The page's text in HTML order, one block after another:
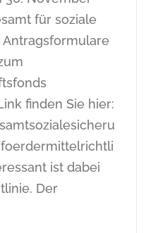
für soziale
Antragsformulare
finden Sie hier:
ist dabei
Der